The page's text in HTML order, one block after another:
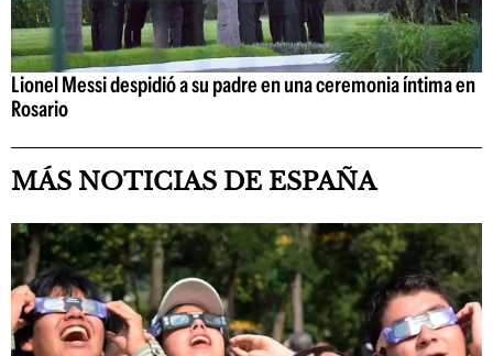
Lionel Messi despidió a su padre en una ceremonia íntima en
Rosario
MÁS NOTICIAS DE ESPAÑA